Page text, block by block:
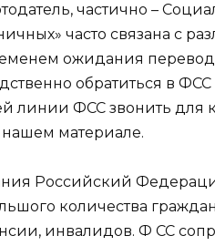
частично –
часто связана с
ожидания
обратиться в ФСС
линии ФСС звонить для
материале.
Российский
количества
инвалидов. Ф СС